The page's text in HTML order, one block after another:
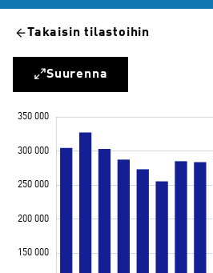
Takaisin tilastoihin
Suurenna